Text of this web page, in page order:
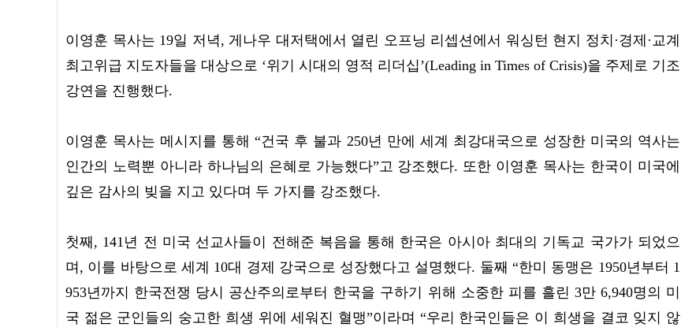
이영훈 목사는 19일 저녁, 게나우 대저택에서 열린 오프닝 리셉션에서 워싱턴 현지 정치·경제·교계
최고위급 지도자들을 대상으로 ‘위기 시대의 영적 리더십’(Leading in Times of Crisis)을 주제로 기조
강연을 진행했다.
이영훈 목사는 메시지를 통해 “건국 후 불과 250년 만에 세계 최강대국으로 성장한 미국의 역사는
인간의 노력뿐 아니라 하나님의 은혜로 가능했다”고 강조했다. 또한 이영훈 목사는 한국이 미국에
깊은 감사의 빚을 지고 있다며 두 가지를 강조했다.
첫째, 141년 전 미국 선교사들이 전해준 복음을 통해 한국은 아시아 최대의 기독교 국가가 되었으
며, 이를 바탕으로 세계 10대 경제 강국으로 성장했다고 설명했다. 둘째 “한미 동맹은 1950년부터 1
953년까지 한국전쟁 당시 공산주의로부터 한국을 구하기 위해 소중한 피를 흘린 3만 6,940명의 미
국 젊은 군인들의 숭고한 희생 위에 세워진 혈맹”이라며 “우리 한국인들은 이 희생을 결코 잊지 않